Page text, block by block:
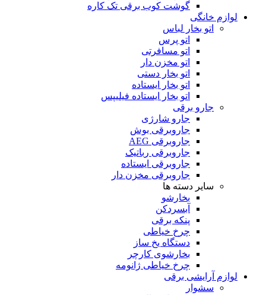
گوشت کوب برقی تک کاره
لوازم خانگی
اتو بخار لباس
اتو پرس
اتو مسافرتی
اتو مخزن دار
اتو بخار دستی
اتو بخار ایستاده
اتو بخار ایستاده فیلیپس
جارو برقی
جارو شارژی
جاروبرقی بوش
جاروبرقی AEG
جاروبرقی رباتیک
جاروبرقی ایستاده
جاروبرقی مخزن دار
سایر دسته ها
بخارشو
آبسردکن
پنکه برقی
چرخ خیاطی
دستگاه یخ ساز
بخارشوی کارچر
چرخ خیاطی ژانومه
لوازم آرایشی برقی
سشوار